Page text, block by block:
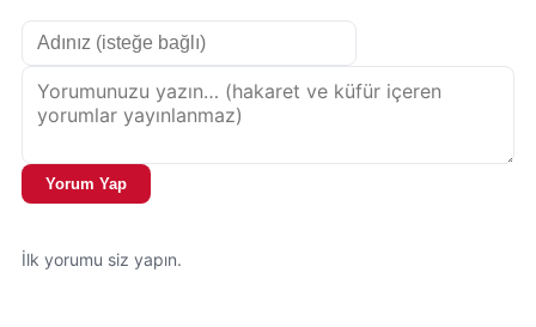
Yorum Yap
İlk yorumu siz yapın.